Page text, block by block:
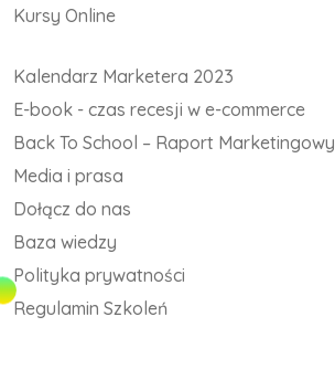
Kursy Online
Kalendarz Marketera 2023
E-book - czas recesji w e-commerce
Back To School – Raport Marketingowy
Media i prasa
Dołącz do nas
Baza wiedzy
Polityka prywatności
Regulamin Szkoleń